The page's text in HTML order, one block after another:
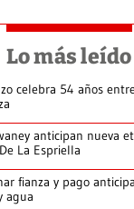
Lo más leído
celebra 54 años
anticipan nueva
La Espriella
fianza y pago
agua